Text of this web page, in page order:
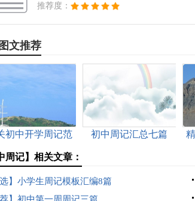
推荐度：
文推荐
初中开学周记范
初中周记汇总七篇
周记】相关文章：
选】小学生周记模板汇编8篇